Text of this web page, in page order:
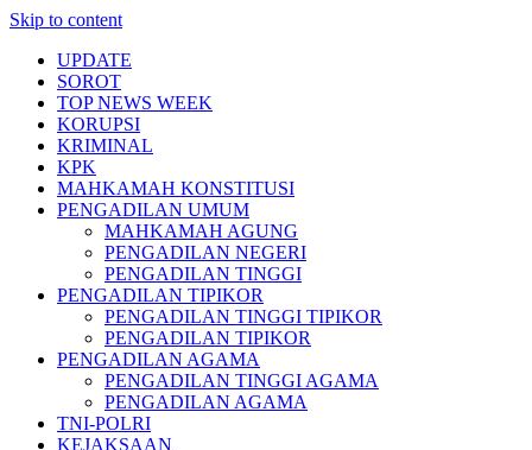
Skip to content
UPDATE
SOROT
TOP NEWS WEEK
KORUPSI
KRIMINAL
KPK
MAHKAMAH KONSTITUSI
PENGADILAN UMUM
MAHKAMAH AGUNG
PENGADILAN NEGERI
PENGADILAN TINGGI
PENGADILAN TIPIKOR
PENGADILAN TINGGI TIPIKOR
PENGADILAN TIPIKOR
PENGADILAN AGAMA
PENGADILAN TINGGI AGAMA
PENGADILAN AGAMA
TNI-POLRI
KEJAKSAAN